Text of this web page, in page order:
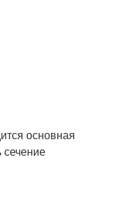
основная